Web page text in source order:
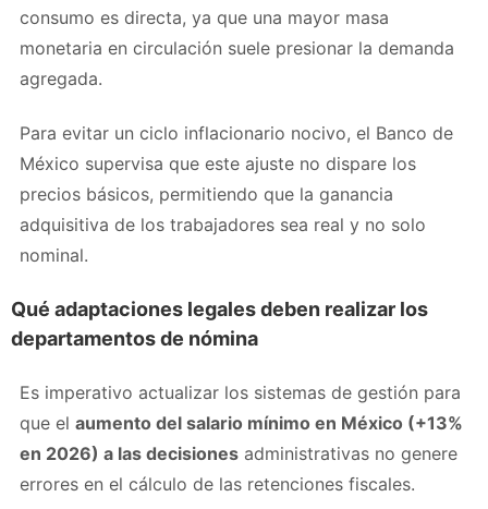
consumo es directa, ya que una mayor masa
monetaria en circulación suele presionar la demanda
agregada.
Para evitar un ciclo inflacionario nocivo, el Banco de
México supervisa que este ajuste no dispare los
precios básicos, permitiendo que la ganancia
adquisitiva de los trabajadores sea real y no solo
nominal.
Qué adaptaciones legales deben realizar los
departamentos de nómina
Es imperativo actualizar los sistemas de gestión para
que el aumento del salario mínimo en México (+13%
en 2026) a las decisiones administrativas no genere
errores en el cálculo de las retenciones fiscales.